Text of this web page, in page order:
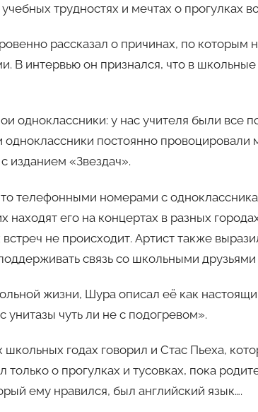
трудностях и мечтах о прогулках
рассказал о причинах, по которым
В интервью он признался, что в
одноклассники: у нас учителя были все
одноклассники постоянно
изданием «Звездач».
телефонными номерами с
находят его на концертах в разных
не происходит. Артист также
связь со школьными
жизни, Шура описал её как
унитазы чуть ли не с подогревом».
годах говорил и Стас Пьеха,
только о прогулках и тусовках, пока
ему нравился, был английский язык….